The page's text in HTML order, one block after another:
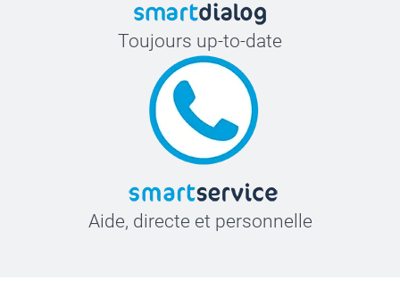
Toujours up-to-date
Aide, directe et personnelle